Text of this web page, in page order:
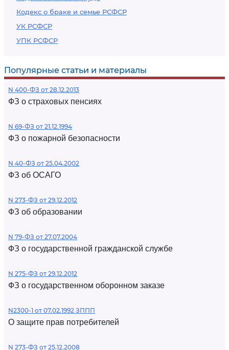
Кодекс о браке и семье РСФСР
УК РСФСР
УПК РСФСР
Популярные статьи и материалы
N 400-ФЗ от 28.12.2013
ФЗ о страховых пенсиях
N 69-ФЗ от 21.12.1994
ФЗ о пожарной безопасности
N 40-ФЗ от 25.04.2002
ФЗ об ОСАГО
N 273-ФЗ от 29.12.2012
ФЗ об образовании
N 79-ФЗ от 27.07.2004
ФЗ о государственной гражданской службе
N 275-ФЗ от 29.12.2012
ФЗ о государственном оборонном заказе
N2300-1 от 07.02.1992 ЗППП
О защите прав потребителей
N 273-ФЗ от 25.12.2008